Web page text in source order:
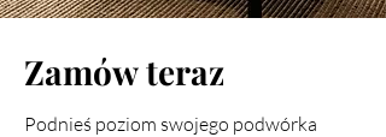
Zamów teraz
Podnieś poziom swojego podwórka